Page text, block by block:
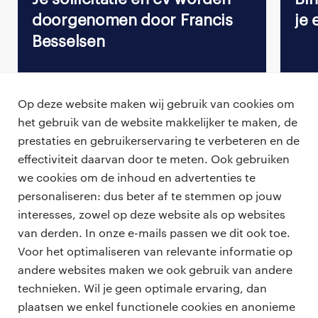
Op deze website maken wij gebruik van cookies om
het gebruik van de website makkelijker te maken, de
prestaties en gebruikerservaring te verbeteren en de
effectiviteit daarvan door te meten. Ook gebruiken
we cookies om de inhoud en advertenties te
personaliseren: dus beter af te stemmen op jouw
interesses, zowel op deze website als op websites
van derden. In onze e-mails passen we dit ook toe.
Voor het optimaliseren van relevante informatie op
andere websites maken we ook gebruik van andere
technieken. Wil je geen optimale ervaring, dan
plaatsen we enkel functionele cookies en anonieme
doorgenomen door Francis
Besselsen
je
Terug naar vacature overzicht
professionals
vacatures
zzp-opdrachten
careers for expats
voor opdrachtgevers
vacature plaatsen
over ons
werken bij Randstad